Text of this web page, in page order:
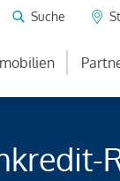
Suche